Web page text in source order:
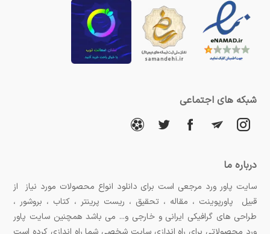
شبکه های اجتماعی
درباره ما
سایت پاور ورد مرجعی است برای دانلود انواع محصولات مورد نیاز از
قبیل پاورپوینت ، مقاله ، تحقیق ، ریست پرینتر ، کتاب ، بروشور ،
طراحی های گرافیکی ایرانی و خارجی و... می باشد همچنین سایت پاور